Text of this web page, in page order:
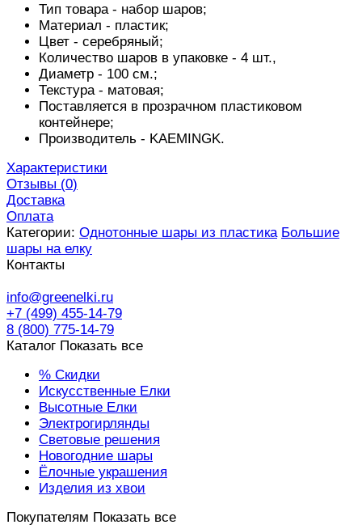
Тип товара - набор шаров;
Материал - пластик;
Цвет - серебряный;
Количество шаров в упаковке - 4 шт.,
Диаметр - 100 см.;
Текстура - матовая;
Поставляется в прозрачном пластиковом
контейнере;
Производитель - KAEMINGK.
Характеристики
Отзывы (0)
Доставка
Оплата
Категории: Однотонные шары из пластика Большие
шары на елку
Контакты
info@greenelki.ru
+7 (499) 455-14-79
8 (800) 775-14-79
Каталог Показать все
% Скидки
Искусственные Елки
Высотные Елки
Электрогирлянды
Световые решения
Новогодние шары
Ёлочные украшения
Изделия из хвои
Покупателям Показать все